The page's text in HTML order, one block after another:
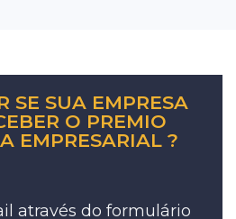
SE SUA EMPRESA
O PREMIO
EMPRESARIAL ?
através do formulário